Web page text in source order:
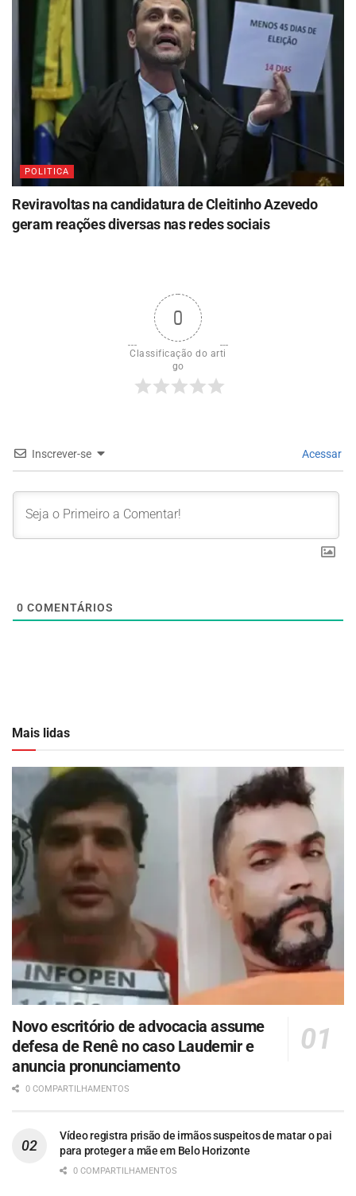
POLITICA
Reviravoltas na candidatura de Cleitinho Azevedo
geram reações diversas nas redes sociais
0
Classificação do arti
go
Inscrever-se Acessar
0 COMENTÁRIOS
Mais lidas
Novo escritório de advocacia assume
defesa de Renê no caso Laudemir e
anuncia pronunciamento
0 COMPARTILHAMENTOS
Vídeo registra prisão de irmãos suspeitos de matar o pai
para proteger a mãe em Belo Horizonte
0 COMPARTILHAMENTOS